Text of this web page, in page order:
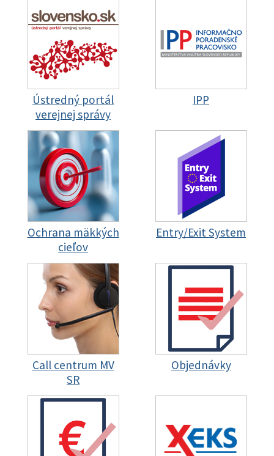
Ústredný portál
verejnej správy
IPP
Ochrana mäkkých
cieľov
Entry/Exit System
Call centrum MV
SR
Objednávky